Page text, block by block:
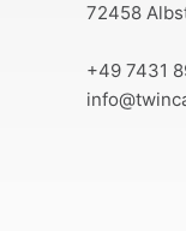
72458
+49 7431